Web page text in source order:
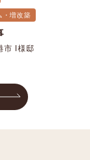
・増改築
市 I様邸